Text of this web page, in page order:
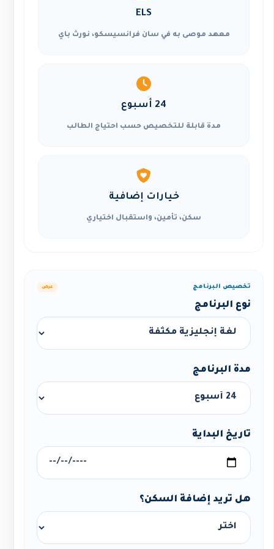
ELS
معهد موصى به في سان فرانسيسكو، نورث باي
24 أسبوع
مدة قابلة للتخصيص حسب احتياج الطالب
خيارات إضافية
سكن، تأمين، واستقبال اختياري
تخصيص البرنامج عرض
نوع البرنامج
مدة البرنامج
تاريخ البداية
هل تريد إضافة السكن؟